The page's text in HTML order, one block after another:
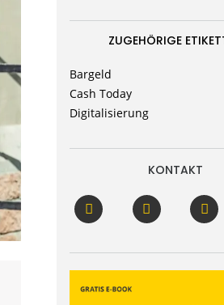
ZUGEHÖRIGE
Bargeld
Cash Today
Digitalisierung
KONTAKT